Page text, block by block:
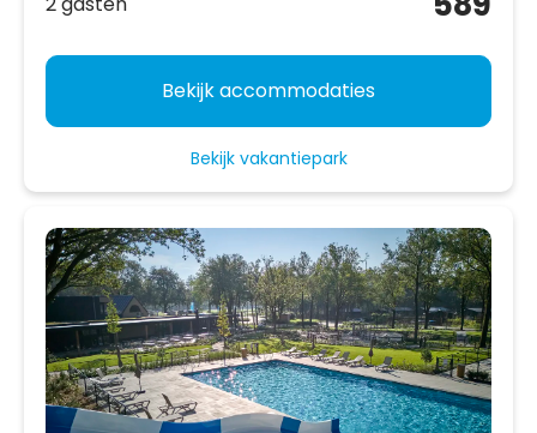
Bekijk accommodaties
Bekijk vakantiepark